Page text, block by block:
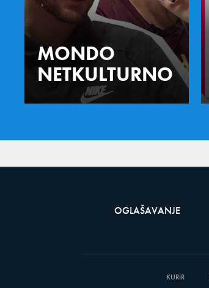
MONDO
NETKULTURNO
OGLAŠAVANJE
KURIR